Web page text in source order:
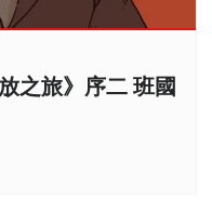
之旅》序二 班國